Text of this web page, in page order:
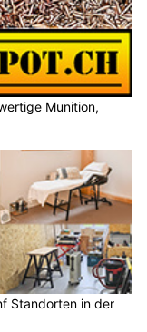
Munition,
Standorten in der